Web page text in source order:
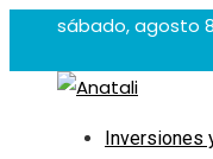
sábado, agosto 8
Inversiones